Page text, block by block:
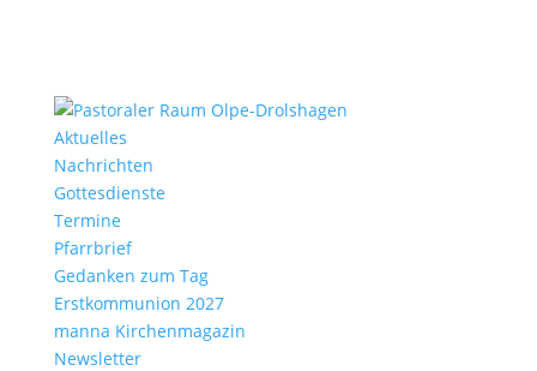
Aktu­elles
Nach­richten
Gottes­dienste
Termine
Pfarr­brief
Gedanken zum Tag
Erst­kom­mu­nion 2027
manna Kirchen­ma­gazin
News­letter